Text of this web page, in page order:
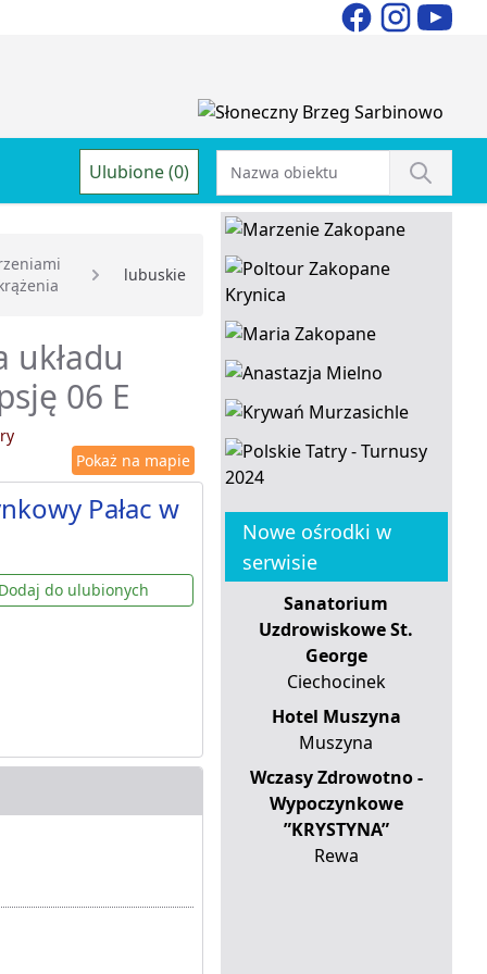
Ulubione (0)
lubuskie
06 E
Pokaż na mapie
Pałac w
Dodaj do ulubionych
Nowe ośrodki w
serwisie
Sanatorium
Uzdrowiskowe St.
George
Ciechocinek
Hotel Muszyna
Muszyna
Wczasy Zdrowotno -
Wypoczynkowe
”KRYSTYNA”
Rewa